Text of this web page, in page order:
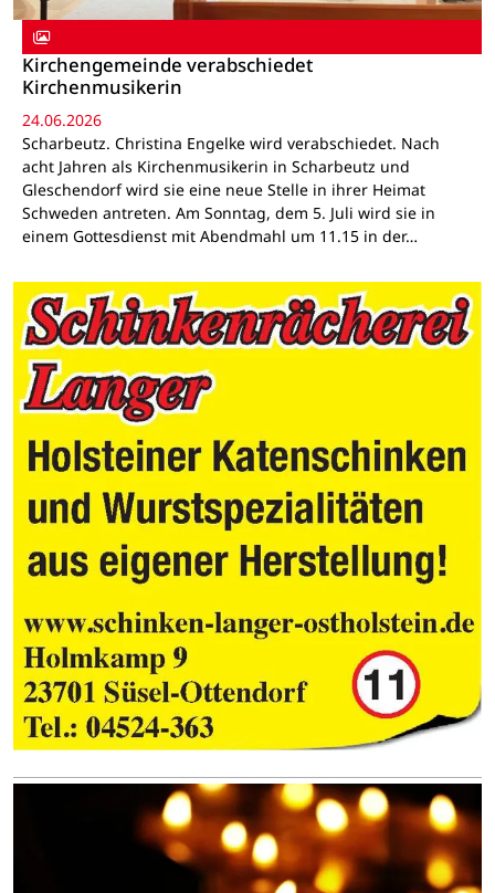
Kirchengemeinde verabschiedet
Kirchenmusikerin
24.06.2026
Scharbeutz. Christina Engelke wird verabschiedet. Nach
acht Jahren als Kirchenmusikerin in Scharbeutz und
Gleschendorf wird sie eine neue Stelle in ihrer Heimat
Schweden antreten. Am Sonntag, dem 5. Juli wird sie in
einem Gottesdienst mit Abendmahl um 11.15 in der…